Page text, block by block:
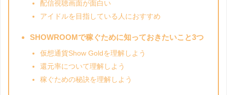
配信視聴画面が面白い
アイドルを目指している人におすすめ
SHOWROOMで稼ぐために知っておきたいこと3つ
仮想通貨Show Goldを理解しよう
還元率について理解しよう
稼ぐための秘訣を理解しよう